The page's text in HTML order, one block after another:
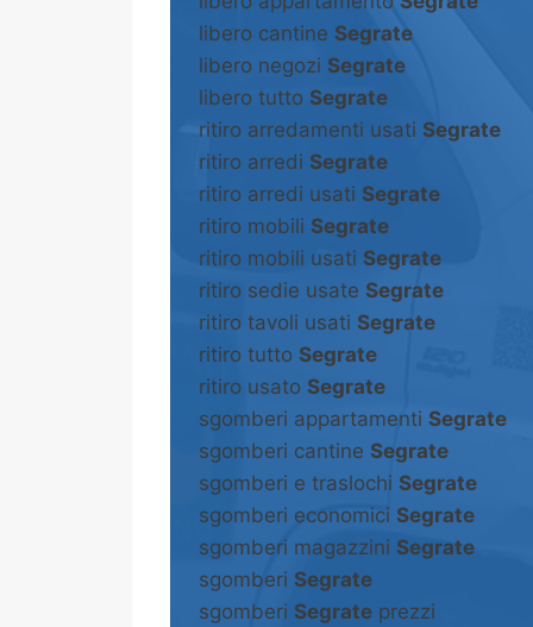
libero cantine Segrate
libero negozi Segrate
libero tutto Segrate
ritiro arredamenti usati Segrate
ritiro arredi Segrate
ritiro arredi usati Segrate
ritiro mobili Segrate
ritiro mobili usati Segrate
ritiro sedie usate Segrate
ritiro tavoli usati Segrate
ritiro tutto Segrate
ritiro usato Segrate
sgomberi appartamenti Segrate
sgomberi cantine Segrate
sgomberi e traslochi Segrate
sgomberi economici Segrate
sgomberi magazzini Segrate
sgomberi Segrate
sgomberi Segrate prezzi